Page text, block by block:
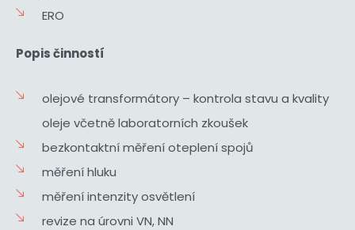
ERO
Popis činností
olejové transformátory – kontrola stavu a kvality
oleje včetně laboratorních zkoušek
bezkontaktní měření oteplení spojů
měření hluku
měření intenzity osvětlení
revize na úrovni VN, NN